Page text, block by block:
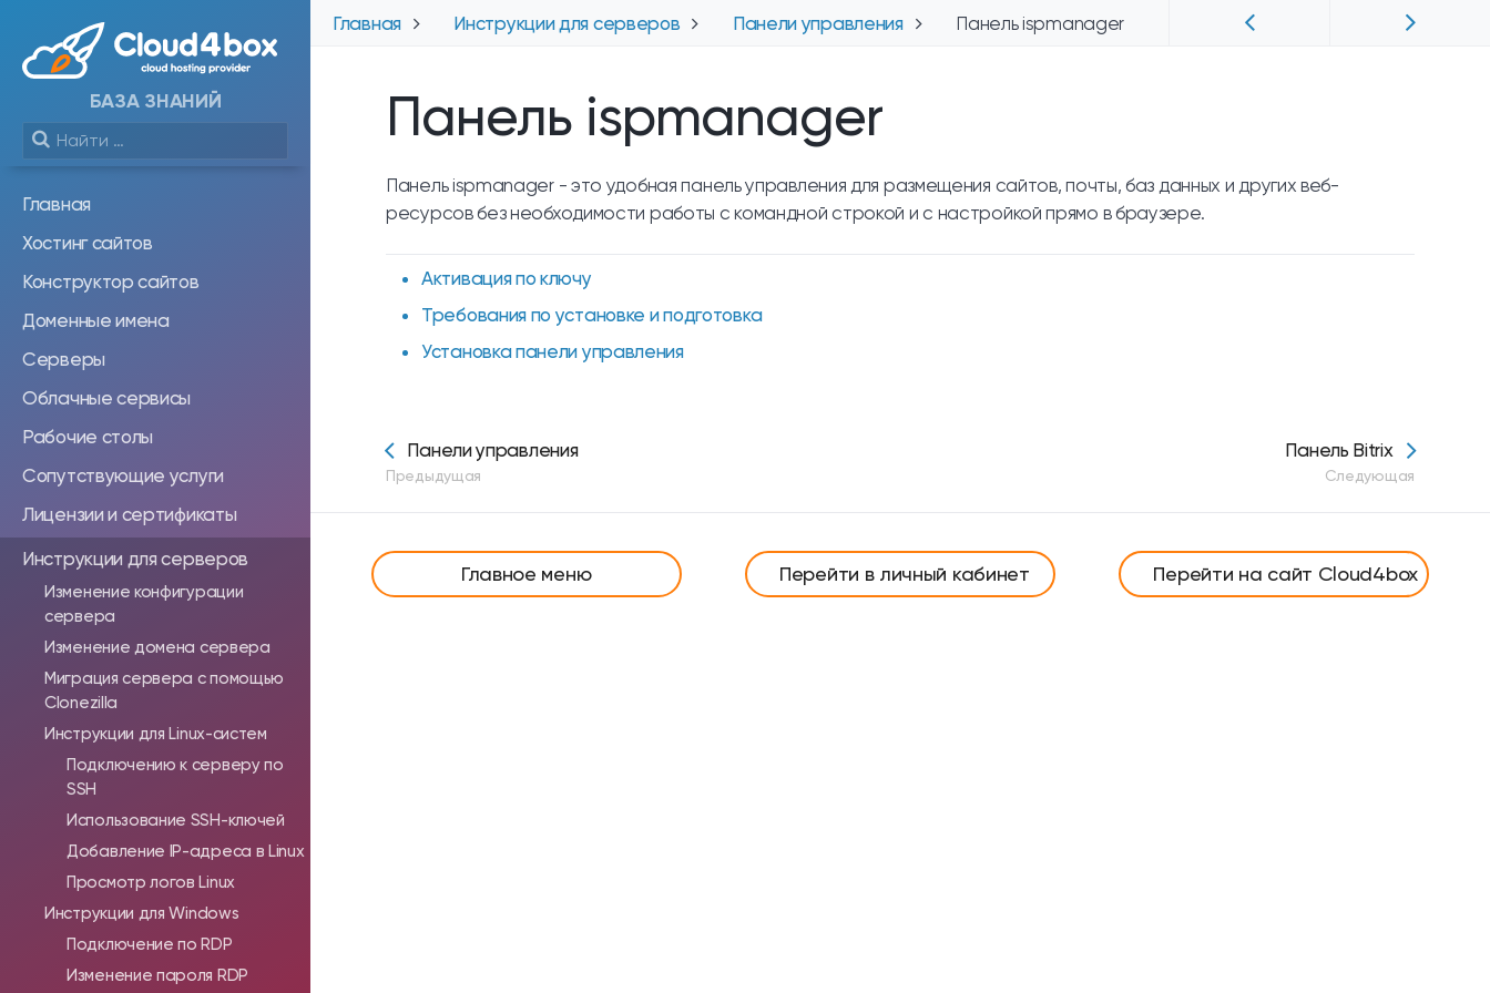
БАЗА ЗНАНИЙ
Главная
Хостинг сайтов
Конструктор сайтов
Доменные имена
Серверы
Облачные сервисы
Рабочие столы
Сопутствующие услуги
Лицензии и сертификаты
Инструкции для серверов
Изменение конфигурации
сервера
Изменение домена сервера
Миграция сервера с помощью
Clonezilla
Инструкции для Linux-систем
Подключению к серверу по
SSH
Использование SSH-ключей
Добавление IP-адреса в Linux
Просмотр логов Linux
Инструкции для Windows
Подключение по RDP
Изменение пароля RDP
Главная Инструкции для серверов Панели управления Панель ispmanager
Панель ispmanager
Панель ispmanager - это удобная панель управления для размещения сайтов, почты, баз данных и других веб-
ресурсов без необходимости работы с командной строкой и с настройкой прямо в браузере.
Активация по ключу
Требования по установке и подготовка
Установка панели управления
Панели управления
Предыдущая
Панель Bitrix
Следующая
Главное меню Перейти в личный кабинет Перейти на сайт Cloud4box